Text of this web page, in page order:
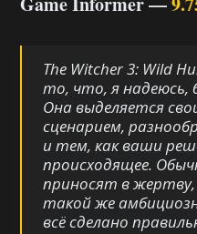
The Witcher 3: Wild
то, что, я надеюсь,
Она выделяется
сценарием,
и тем, как ваши
происходящее.
приносят в
такой же
всё сделано